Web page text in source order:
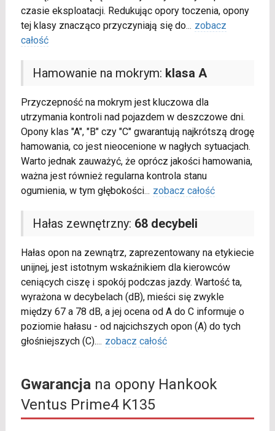
czasie eksploatacji. Redukując opory toczenia, opony
tej klasy znacząco przyczyniają się do... zobacz
całość
Hamowanie na mokrym: klasa A
Przyczepność na mokrym jest kluczowa dla
utrzymania kontroli nad pojazdem w deszczowe dni.
Opony klas "A", "B" czy "C" gwarantują najkrótszą drogę
hamowania, co jest nieocenione w nagłych sytuacjach.
Warto jednak zauważyć, że oprócz jakości hamowania,
ważna jest również regularna kontrola stanu
ogumienia, w tym głębokości... zobacz całość
Hałas zewnętrzny: 68 decybeli
Hałas opon na zewnątrz, zaprezentowany na etykiecie
unijnej, jest istotnym wskaźnikiem dla kierowców
ceniących ciszę i spokój podczas jazdy. Wartość ta,
wyrażona w decybelach (dB), mieści się zwykle
między 67 a 78 dB, a jej ocena od A do C informuje o
poziomie hałasu - od najcichszych opon (A) do tych
głośniejszych (C).... zobacz całość
Gwarancjana opony Hankook
Ventus Prime4 K135